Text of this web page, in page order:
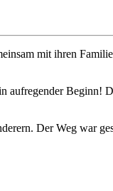
mit ihren
Beginn!
Der Weg war